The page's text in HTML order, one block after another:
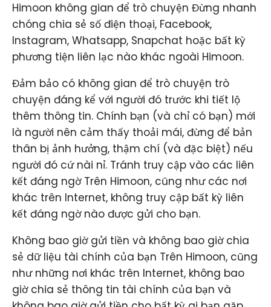
Himoon không gian để trò chuyện Đừng nhanh
chóng chia sẻ số điện thoại, Facebook,
Instagram, Whatsapp, Snapchat hoặc bất kỳ
phương tiện liên lạc nào khác ngoài Himoon.
Đảm bảo có không gian để trò chuyện trò
chuyện đáng kể với người đó trước khi tiết lộ
thêm thông tin. Chính bạn (và chỉ có bạn) mới
là người nên cảm thấy thoải mái, đừng để bản
thân bị ảnh hưởng, thậm chí (và đặc biệt) nếu
người đó cứ nài nỉ. Tránh truy cập vào các liên
kết đáng ngờ Trên Himoon, cũng như các nơi
khác trên Internet, không truy cập bất kỳ liên
kết đáng ngờ nào được gửi cho bạn.
Không bao giờ gửi tiền và không bao giờ chia
sẻ dữ liệu tài chính của bạn Trên Himoon, cũng
như những nơi khác trên Internet, không bao
giờ chia sẻ thông tin tài chính của bạn và